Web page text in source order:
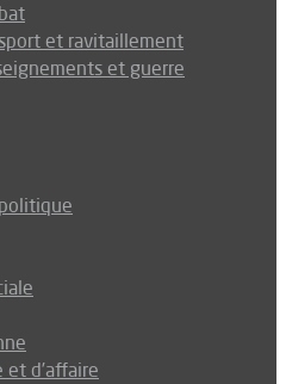
et ravitaillement
et guerre
d’affaire